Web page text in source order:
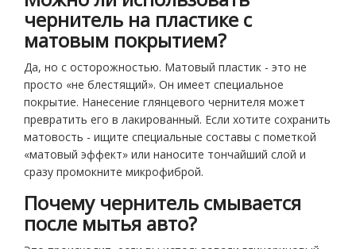
чернитель на пластике с
матовым покрытием?
Да, но с осторожностью. Матовый пластик - это не
просто «не блестящий». Он имеет специальное
покрытие. Нанесение глянцевого чернителя может
превратить его в лакированный. Если хотите сохранить
матовость - ищите специальные составы с пометкой
«матовый эффект» или наносите тончайший слой и
сразу промокните микрофиброй.
Почему чернитель смывается
после мытья авто?